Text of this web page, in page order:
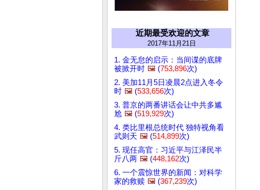
近期最受欢迎的文章
2017年11月21日
1. 金无怠的启示：当间谍的底牌
被掀开时 🖼️ (753,896次)
2. 美加11月5日凌晨2点进入冬令
时 🖼️ (533,656次)
3. 普京的两番讲话会让中共多尴
尬 🖼️ (519,929次)
4. 类比里根总统时代 独特视角看
武则天 🖼️ (514,899次)
5. 现任高官：习近平与江泽民半
斤八两 🖼️ (448,162次)
6. 一个震惊世界的新闻：对科学
家的救赎 🖼️ (367,239次)